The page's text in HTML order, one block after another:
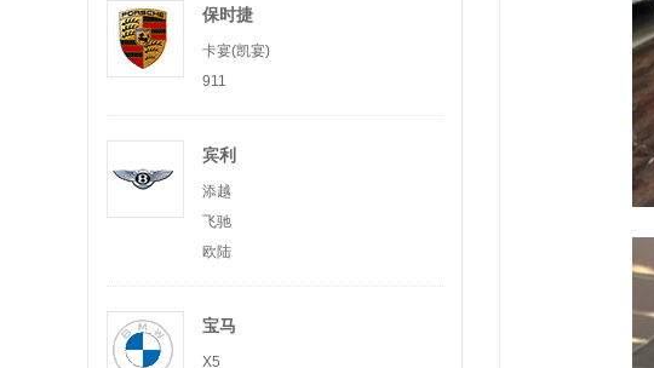
保时捷
卡宴(凯宴)
911
宾利
添越
飞驰
欧陆
宝马
X5